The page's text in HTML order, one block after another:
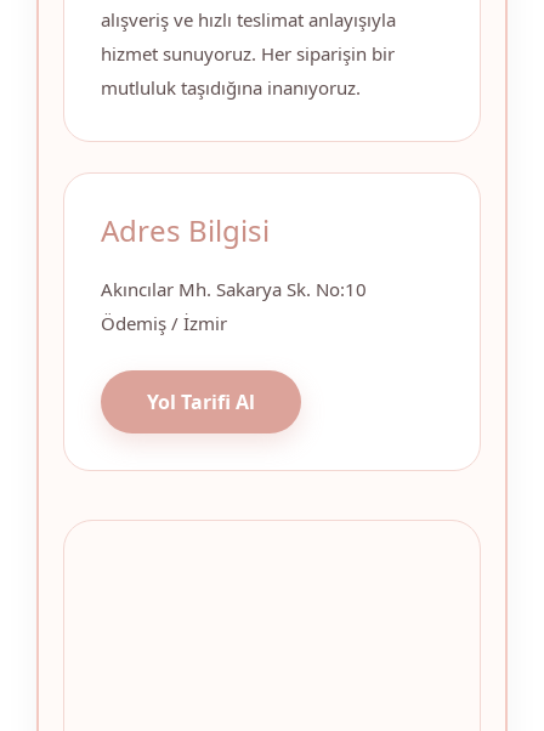
alışveriş ve hızlı teslimat anlayışıyla
hizmet sunuyoruz. Her siparişin bir
mutluluk taşıdığına inanıyoruz.
Adres Bilgisi
Akıncılar Mh. Sakarya Sk. No:10
Ödemiş / İzmir
Yol Tarifi Al